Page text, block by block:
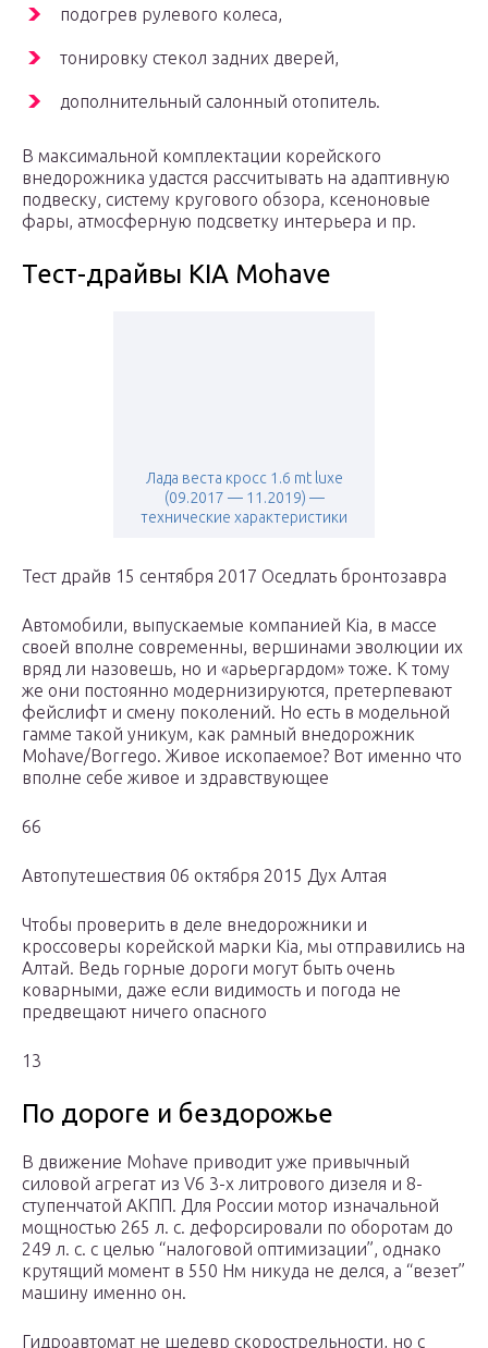
подогрев рулевого колеса,
тонировку стекол задних дверей,
дополнительный салонный отопитель.
В максимальной комплектации корейского
внедорожника удастся рассчитывать на адаптивную
подвеску, систему кругового обзора, ксеноновые
фары, атмосферную подсветку интерьера и пр.
Тест-драйвы KIA Mohave
Лада веста кросс 1.6 mt luxe
(09.2017 — 11.2019) —
технические характеристики
Тест драйв 15 сентября 2017 Оседлать бронтозавра
Автомобили, выпускаемые компанией Kia, в массе
своей вполне современны, вершинами эволюции их
вряд ли назовешь, но и «арьергардом» тоже. К тому
же они постоянно модернизируются, претерпевают
фейслифт и смену поколений. Но есть в модельной
гамме такой уникум, как рамный внедорожник
Mohave/Borrego. Живое ископаемое? Вот именно что
вполне себе живое и здравствующее
66
Автопутешествия 06 октября 2015 Дух Алтая
Чтобы проверить в деле внедорожники и
кроссоверы корейской марки Kia, мы отправились на
Алтай. Ведь горные дороги могут быть очень
коварными, даже если видимость и погода не
предвещают ничего опасного
13
По дороге и бездорожье
В движение Mohave приводит уже привычный
силовой агрегат из V6 3-х литрового дизеля и 8-
ступенчатой АКПП. Для России мотор изначальной
мощностью 265 л. с. дефорсировали по оборотам до
249 л. с. с целью “налоговой оптимизации”, однако
крутящий момент в 550 Нм никуда не делся, а “везет”
машину именно он.
Гидроавтомат не шедевр скорострельности, но с